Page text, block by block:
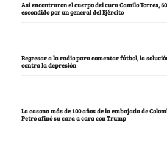
Así encontraron el cuerpo del cura Camilo Torres,
escondido por un general del Ejército
Regresar a la radio para comentar fútbol, la
contra la depresión
La casona más de 100 años de la embajada de
Petro afinó su cara a cara con Trump